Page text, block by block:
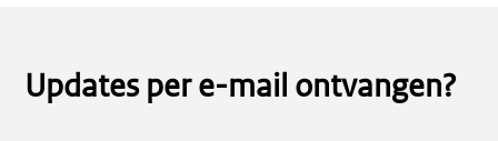
Updates per e-mail ontvangen?